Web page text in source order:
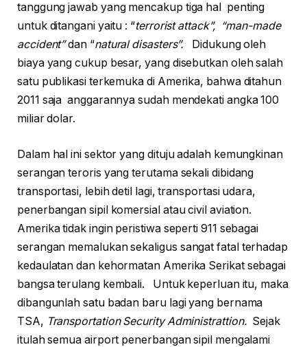
tanggung jawab yang mencakup tiga hal penting
untuk ditangani yaitu : “terrorist attack”, “man-made
accident”dan “natural disasters”. Didukung oleh
biaya yang cukup besar, yang disebutkan oleh salah
satu publikasi terkemuka di Amerika, bahwa ditahun
2011 saja anggarannya sudah mendekati angka 100
miliar dolar.
Dalam hal ini sektor yang dituju adalah kemungkinan
serangan teroris yang terutama sekali dibidang
transportasi, lebih detil lagi, transportasi udara,
penerbangan sipil komersial atau civil aviation.
Amerika tidak ingin peristiwa seperti 911 sebagai
serangan memalukan sekaligus sangat fatal terhadap
kedaulatan dan kehormatan Amerika Serikat sebagai
bangsa terulang kembali. Untuk keperluan itu, maka
dibangunlah satu badan baru lagi yang bernama
TSA, Transportation Security Administrattion. Sejak
itulah semua airport penerbangan sipil mengalami